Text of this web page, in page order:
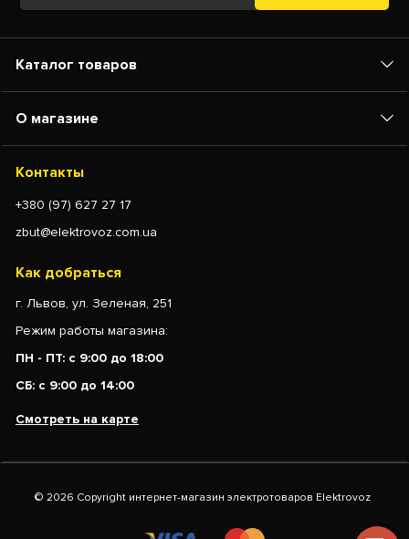
Каталог товаров
О магазине
Контакты
+380 (97) 627 27 17
zbut@elektrovoz.com.ua
Как добраться
г. Львов, ул. Зеленая, 251
Режим работы магазина:
ПН - ПТ: с 9:00 до 18:00
СБ: с 9:00 до 14:00
Смотреть на карте
© 2026 Copyright интернет-магазин электротоваров Elektrovoz